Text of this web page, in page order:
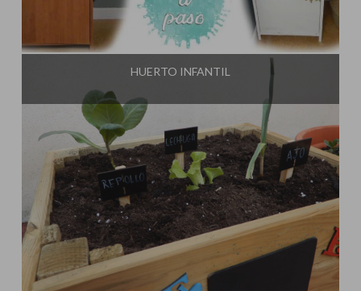
Influencer:El Taller de Ire
HUERTO INFANTIL
Influencer: El Taller de Ire